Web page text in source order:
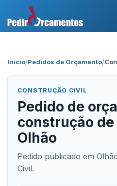
Início/Pedidos de Orçamento/
CONSTRUÇÃO CIVIL
Pedido de
construção de
Olhão
Pedido publicado em
Civil.
Área Profissional
Como Funciona?
Testemunhos